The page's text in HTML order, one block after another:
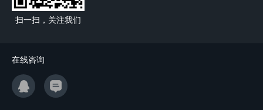
扫一扫，关注我们
在线咨询